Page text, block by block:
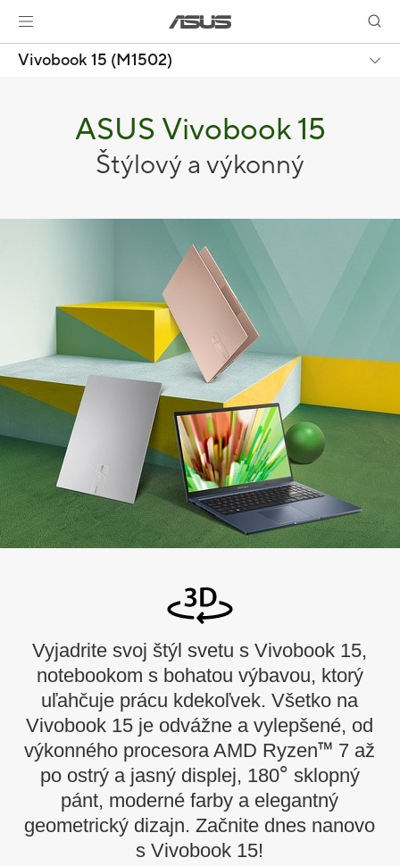
Vivobook 15 (M1502)
ASUS Vivobook 15
Štýlový a výkonný
Vyjadrite svoj štýl svetu s Vivobook 15,
notebookom s bohatou výbavou, ktorý
uľahčuje prácu kdekoľvek. Všetko na
Vivobook 15 je odvážne a vylepšené, od
výkonného procesora AMD Ryzen™ 7 až
po ostrý a jasný displej, 180° sklopný
pánt, moderné farby a elegantný
geometrický dizajn. Začnite dnes nanovo
s Vivobook 15!